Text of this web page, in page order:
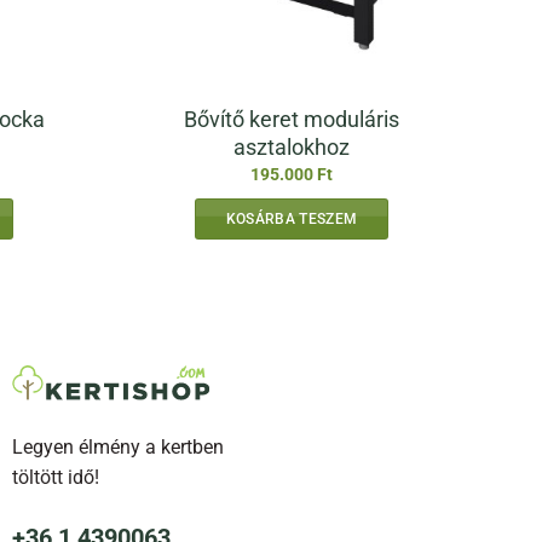
Bővítő keret moduláris
asztalokhoz
195.000 Ft
KOSÁRBA TESZEM
Legyen élmény a kertben
töltött idő!